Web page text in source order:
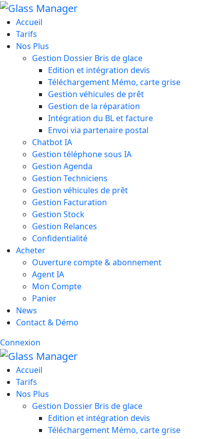
Accueil
Tarifs
Nos Plus
Gestion Dossier Bris de glace
Edition et intégration devis
Téléchargement Mémo, carte grise
Gestion véhicules de prêt
Gestion de la réparation
Intégration du BL et facture
Envoi via partenaire postal
Chatbot IA
Gestion téléphone sous IA
Gestion Agenda
Gestion Techniciens
Gestion véhicules de prêt
Gestion Facturation
Gestion Stock
Gestion Relances
Confidentialité
Acheter
Ouverture compte & abonnement
Agent IA
Mon Compte
Panier
News
Contact & Démo
Connexion
Accueil
Tarifs
Nos Plus
Gestion Dossier Bris de glace
Edition et intégration devis
Téléchargement Mémo, carte grise